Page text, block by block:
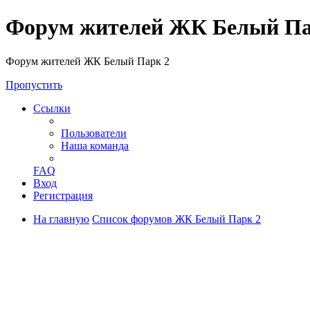
Форум жителей ЖК Белый
Форум жителей ЖК Белый Парк 2
Пропустить
Ссылки
Пользователи
Наша команда
FAQ
Вход
Регистрация
На главную Список форумов ЖК Белый Парк 2